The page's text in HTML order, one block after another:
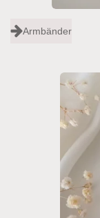
Armbänder